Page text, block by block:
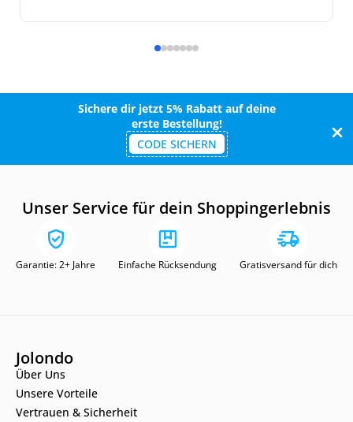
Sichere dir jetzt 5% Rabatt auf deine
erste Bestellung!
CODE SICHERN
Unser Service für dein Shoppingerlebnis
Garantie: 2+ Jahre Einfache Rücksendung Gratisversand für dich
Jolondo
Über Uns
Unsere Vorteile
Vertrauen & Sicherheit